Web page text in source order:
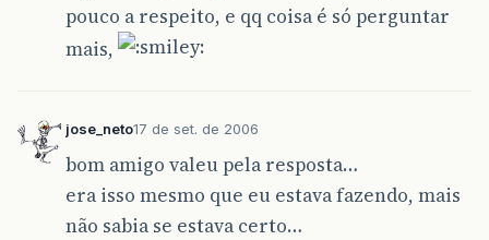
pouco a respeito, e qq coisa é só perguntar
mais,
jose_neto17 de set. de 2006
bom amigo valeu pela resposta…
era isso mesmo que eu estava fazendo, mais
não sabia se estava certo…